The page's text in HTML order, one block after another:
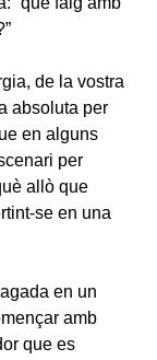
de la vostra
absoluta per
en alguns
per
allò que
se en una
en un
amb
que es